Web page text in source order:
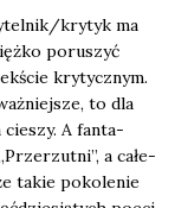
krytyk ma
poru­szyć
kry­tycz­nym.
to dla
A fan­ta­
a całe­
takie poko­le­nie